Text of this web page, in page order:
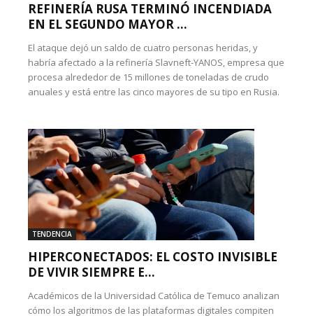
REFINERÍA RUSA TERMINÓ INCENDIADA
EN EL SEGUNDO MAYOR ...
El ataque dejó un saldo de cuatro personas heridas, y
habría afectado a la refinería Slavneft-YANOS, empresa que
procesa alrededor de 15 millones de toneladas de crudo
anuales y está entre las cinco mayores de su tipo en Rusia.
TENDENCIA
HIPERCONECTADOS: EL COSTO INVISIBLE
DE VIVIR SIEMPRE E...
Académicos de la Universidad Católica de Temuco analizan
cómo los algoritmos de las plataformas digitales compiten